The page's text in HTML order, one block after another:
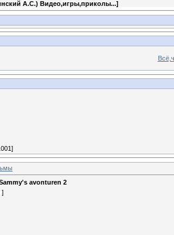
А.С.) Видео,игры,приколы...]
avonturen 2
]